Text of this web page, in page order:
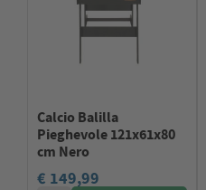
Calcio Balilla
Pieghevole 121x61x80
cm Nero
€ 149,99